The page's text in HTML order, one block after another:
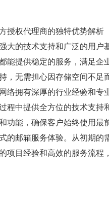
授权代理商的独特优势解析
大的技术支持和广泛的用
能提供稳定的服务，满足
无需担心因存储空间不足
络拥有深厚的行业经验和
程中提供全方位的技术支
能，确保客户始终使用最
的邮箱服务体验。从初期
项目经验和高效的服务流